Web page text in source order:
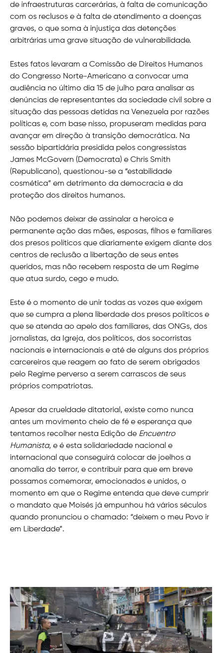
de infraestruturas carcerárias, à falta de comunicação
com os reclusos e à falta de atendimento a doenças
graves, o que soma à injustiça das detenções
arbitrárias uma grave situação de vulnerabilidade.
Estes fatos levaram a Comissão de Direitos Humanos
do Congresso Norte-Americano a convocar uma
audiência no último dia 15 de julho para analisar as
denúncias de representantes da sociedade civil sobre a
situação das pessoas detidas na Venezuela por razões
políticas e, com base nisso, propuseram medidas para
avançar em direção à transição democrática. Na
sessão bipartidária presidida pelos congressistas
James McGovern (Democrata) e Chris Smith
(Republicano), questionou-se a “estabilidade
cosmética” em detrimento da democracia e da
proteção dos direitos humanos.
Não podemos deixar de assinalar a heroica e
permanente ação das mães, esposas, filhos e familiares
dos presos políticos que diariamente exigem diante dos
centros de reclusão a libertação de seus entes
queridos, mas não recebem resposta de um Regime
que atua surdo, cego e mudo.
Este é o momento de unir todas as vozes que exigem
que se cumpra a plena liberdade dos presos políticos e
que se atenda ao apelo dos familiares, das ONGs, dos
jornalistas, da Igreja, dos políticos, dos socorristas
nacionais e internacionais e até de alguns dos próprios
carcereiros que reagem ao fato de serem obrigados
pelo Regime perverso a serem carrascos de seus
próprios compatriotas.
Apesar da crueldade ditatorial, existe como nunca
antes um movimento cheio de fé e esperança que
tentamos recolher nesta Edição de Encuentro
Humanista, e é esta solidariedade nacional e
internacional que conseguirá colocar de joelhos a
anomalia do terror, e contribuir para que em breve
possamos comemorar, emocionados e unidos, o
momento em que o Regime entenda que deve cumprir
o mandato que Moisés já empunhou há vários séculos
quando pronunciou o chamado: “deixem o meu Povo ir
em Liberdade”.